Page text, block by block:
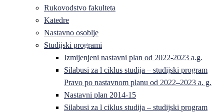
Rukovodstvo fakulteta
Katedre
Nastavno osoblje
Studijski programi
Izmijenjeni nastavni plan od 2022-2023 a.g.
Silabusi za l ciklus studija – studijski program
Pravo po nastavnom planu od 2022–2023 a. g.
Nastavni plan 2014-15
Silabusi za l ciklus studija – studijski program